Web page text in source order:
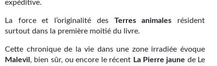
Livres audio
Gratuit
expéditive.
La force et l’originalité des Terres animales résident
surtout dans la première moitié du livre.
Cette chronique de la vie dans une zone irradiée évoque
Malevil , bien sûr, ou encore le récent La Pierre jaune de Le